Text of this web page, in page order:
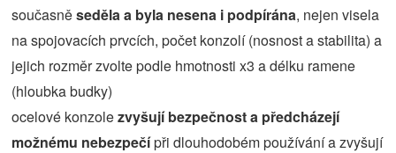
současněseděla a byla nesena i podpírána, nejen visela
na spojovacích prvcích, počet konzolí (nosnost a stabilita) a
jejich rozměr zvolte podle hmotnosti x3 a délku ramene
(hloubka budky)
ocelové konzolezvyšují bezpečnost a předcházejí
možnému nebezpečípři dlouhodobém používání a zvyšují